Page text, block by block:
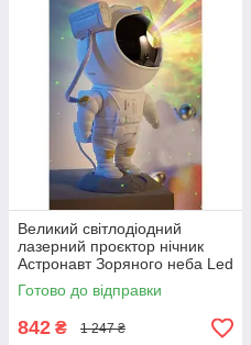
Великий світлодіодний
лазерний проєктор нічник
Астронавт Зоряного неба Led
Готово до відправки
842 ₴ 1 247 ₴